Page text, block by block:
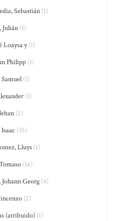
Sebastián(1)
Julián(1)
Loaysa y(1)
Philipp(1)
(1)
(1)
(2)
(35)
Lluys(1)
(16)
Georg (4)
(2)
(atribuido) (1)